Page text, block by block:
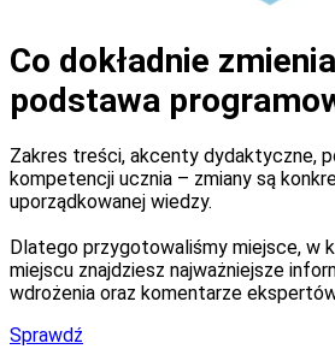
Co dokładnie
podstawa
Zakres treści, akcenty dydaktyczne,
kompetencji ucznia – zmiany są
uporządkowanej wiedzy.
Dlatego przygotowaliśmy miejsce, w
miejscu znajdziesz najważniejsze
wdrożenia oraz komentarze
Sprawdź